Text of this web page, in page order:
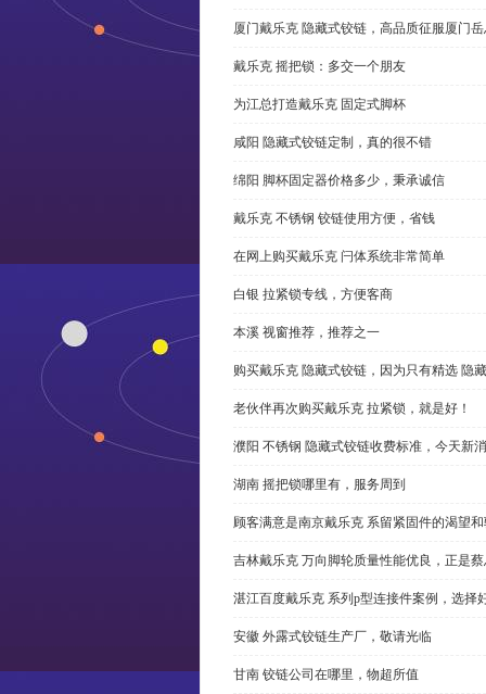
厦门戴乐克 隐藏式铰链，高品质征服厦门
戴乐克 摇把锁：多交一个朋友
为江总打造戴乐克 固定式脚杯
咸阳 隐藏式铰链定制，真的很不错
绵阳 脚杯固定器价格多少，秉承诚信
戴乐克 不锈钢 铰链使用方便，省钱
在网上购买戴乐克 闩体系统非常简单
白银 拉紧锁专线，方便客商
本溪 视窗推荐，推荐之一
购买戴乐克 隐藏式铰链，因为只有精选 隐
老伙伴再次购买戴乐克 拉紧锁，就是好！
濮阳 不锈钢 隐藏式铰链收费标准，今天新
湖南 摇把锁哪里有，服务周到
顾客满意是南京戴乐克 系留紧固件的渴望
吉林戴乐克 万向脚轮质量性能优良，正是
湛江百度戴乐克 系列p型连接件案例，选择
安徽 外露式铰链生产厂，敬请光临
甘南 铰链公司在哪里，物超所值